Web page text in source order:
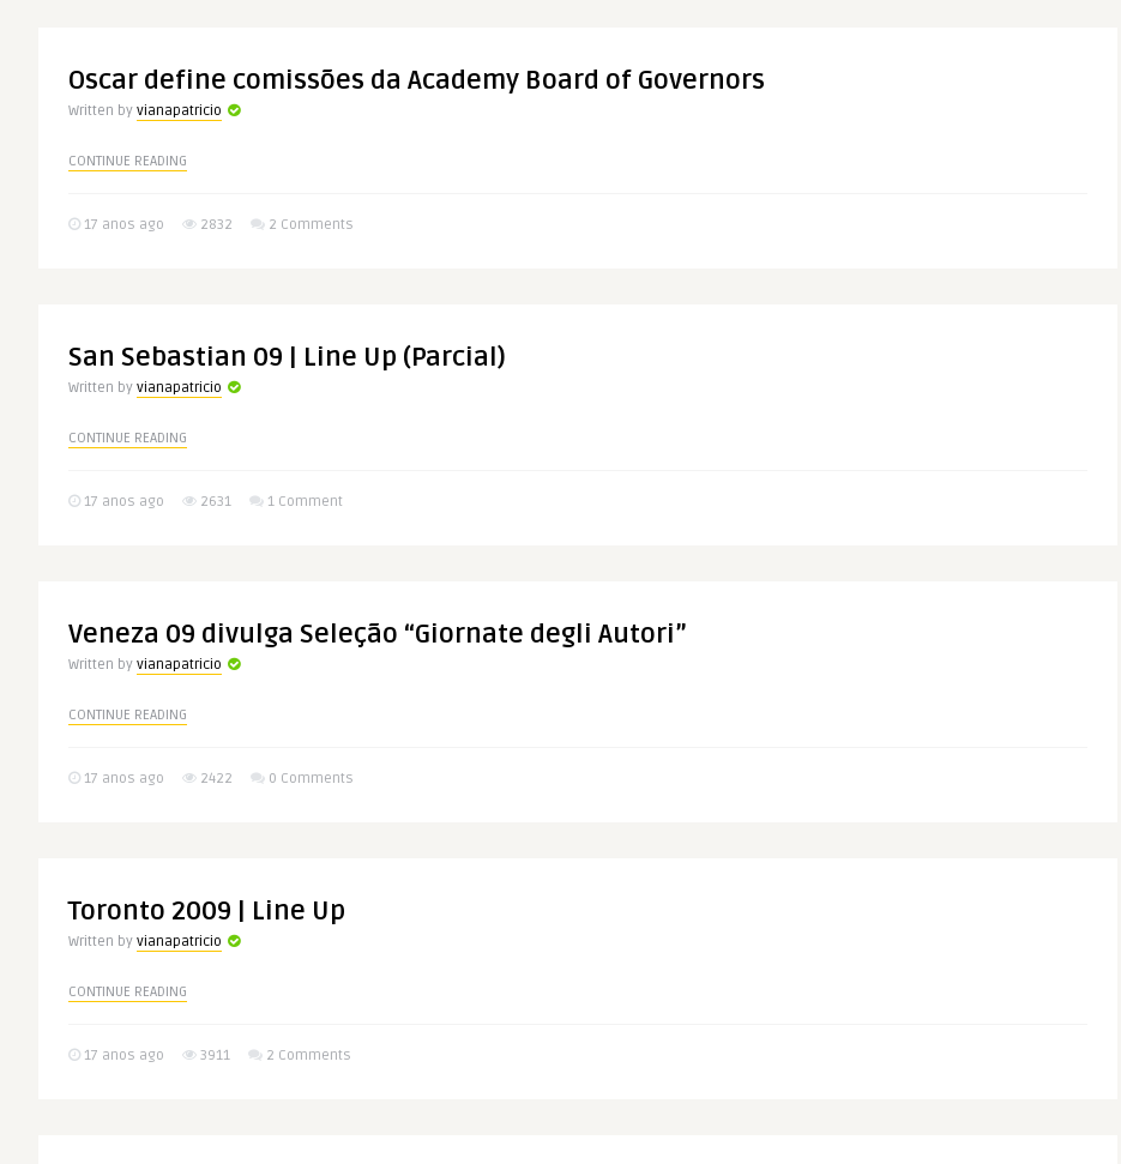
Oscar define comissões da Academy Board of Governors
Written by vianapatricio
CONTINUE READING
17 anos ago 2832 2 Comments
San Sebastian 09 | Line Up (Parcial)
Written by vianapatricio
CONTINUE READING
17 anos ago 2631 1 Comment
Veneza 09 divulga Seleção “Giornate degli Autori”
Written by vianapatricio
CONTINUE READING
17 anos ago 2422 0 Comments
Toronto 2009 | Line Up
Written by vianapatricio
CONTINUE READING
17 anos ago 3911 2 Comments